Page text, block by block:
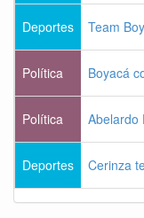
Deportes Team
Política Boyacá
Política Abelardo
Deportes Cerinza